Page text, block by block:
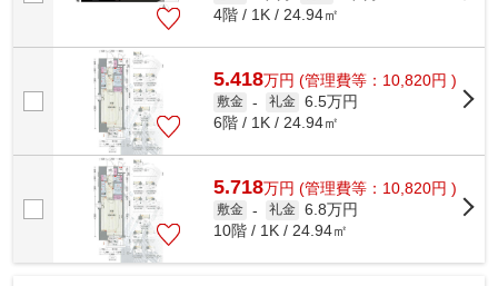
4階 / 1K / 24.94㎡
5.418万円 (管理費等：10,820円 )
敷金 - 礼金 6.5万円
6階 / 1K / 24.94㎡
5.718万円 (管理費等：10,820円 )
敷金 - 礼金 6.8万円
10階 / 1K / 24.94㎡